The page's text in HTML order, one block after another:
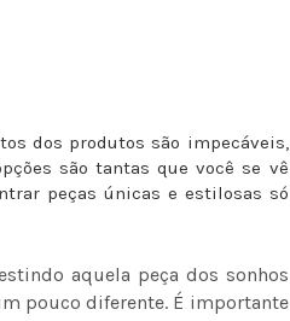
dos produtos são impecáveis,
são tantas que você se vê
peças únicas e estilosas só
aquela peça dos sonhos
pouco diferente. É importante